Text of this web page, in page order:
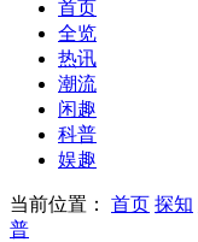
首页
全览
热讯
潮流
闲趣
科普
娱趣
当前位置： 首页 探知
普